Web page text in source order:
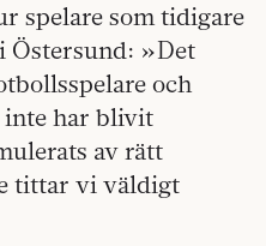
spelare som tidigare
Östersund: »Det
och
inte har blivit
av rätt
tittar vi väldigt